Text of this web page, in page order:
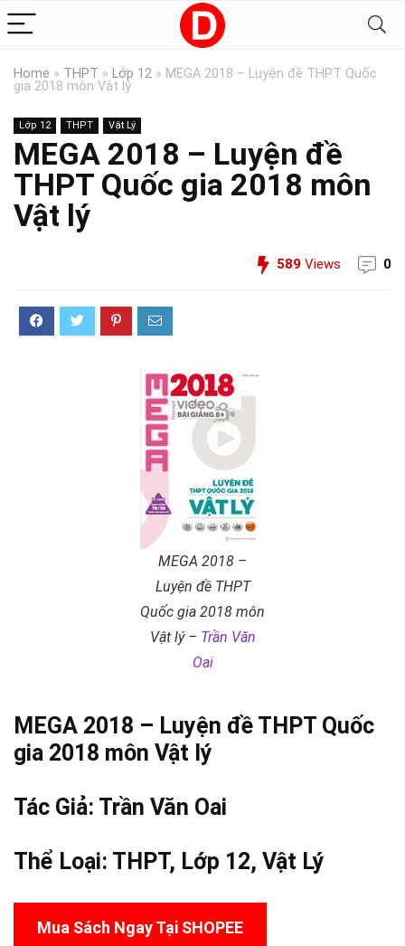
Home » THPT » Lớp 12 » MEGA 2018 – Luyện đề THPT Quốc
gia 2018 môn Vật lý
Lớp 12 THPT Vật Lý
MEGA 2018 – Luyện đề
THPT Quốc gia 2018 môn
Vật lý
589 Views 0
MEGA 2018 –
Luyện đề THPT
Quốc gia 2018 môn
Vật lý – Trần Văn
Oai
MEGA 2018 – Luyện đề THPT Quốc
gia 2018 môn Vật lý
Tác Giả: Trần Văn Oai
Thể Loại: THPT, Lớp 12, Vật Lý
Mua Sách Ngay Tại SHOPEE